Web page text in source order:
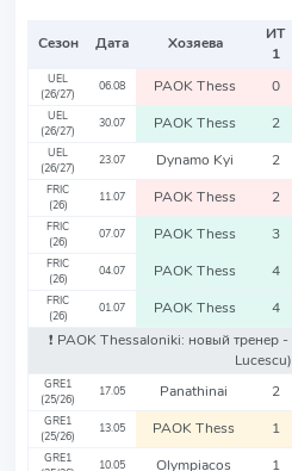
Сезон Дата Хозяева
ИТ
1
UEL
(26/27)
06.08 PAOK Thess 0
UEL
(26/27)
30.07 PAOK Thess 2
UEL
(26/27)
23.07 Dynamo Kyi 2
FRIC
(26)
11.07 PAOK Thess 2
FRIC
(26)
07.07 PAOK Thess 3
FRIC
(26)
04.07 PAOK Thess 4
FRIC
(26)
01.07 PAOK Thess 4
❗️ PAOK Thessaloniki: новый тренер
Lucescu)
GRE1
(25/26)
17.05 Panathinai 2
GRE1
(25/26)
13.05 PAOK Thess 1
GRE1
10.05 Olympiacos 1